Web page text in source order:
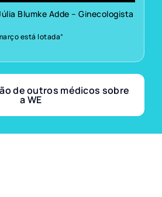
Blumke Adde – Ginecologista
está lotada”
de outros médicos sobre
a WE